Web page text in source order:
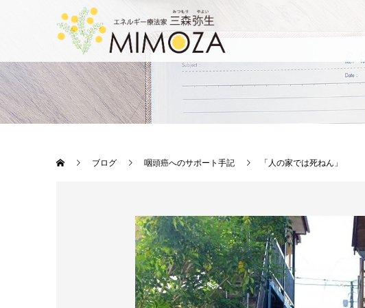
ブログ 咽頭癌へのサポート手記 「人の家では死ねん」